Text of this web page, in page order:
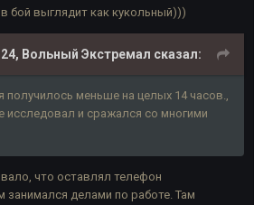
бой выглядит как кукольный)))
Вольный Экстремал сказал:
получилось меньше на целых 14 часов.,
исследовал и сражался со многими
что оставлял телефон
занимался делами по работе. Там